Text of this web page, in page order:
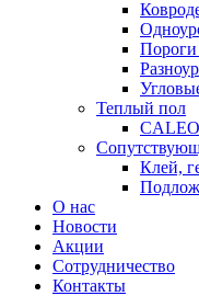
Пороги
Теплый пол
CALEO
Клей,
О нас
Новости
Акции
Сотрудничество
Контакты